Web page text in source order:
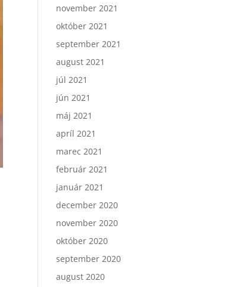
november 2021
október 2021
september 2021
august 2021
júl 2021
jún 2021
máj 2021
apríl 2021
marec 2021
február 2021
január 2021
december 2020
november 2020
október 2020
september 2020
august 2020